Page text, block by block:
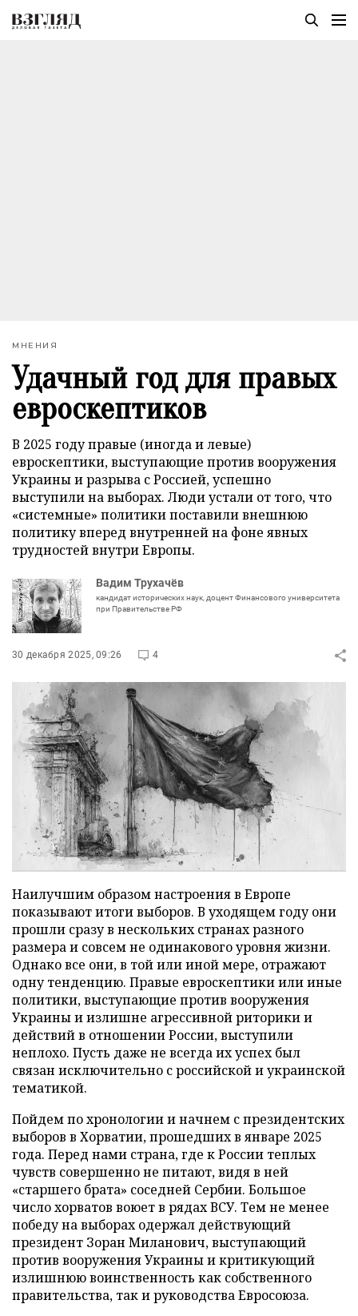
МНЕНИЯ
Удачный год для правых
евроскептиков
В 2025 году правые (иногда и левые)
евроскептики, выступающие против вооружения
Украины и разрыва с Россией, успешно
выступили на выборах. Люди устали от того, что
«системные» политики поставили внешнюю
политику вперед внутренней на фоне явных
трудностей внутри Европы.
Вадим Трухачёв
кандидат исторических наук, доцент Финансового университета
при Правительстве РФ
30 декабря 2025, 09:26 4
Наилучшим образом настроения в Европе
показывают итоги выборов. В уходящем году они
прошли сразу в нескольких странах разного
размера и совсем не одинакового уровня жизни.
Однако все они, в той или иной мере, отражают
одну тенденцию. Правые евроскептики или иные
политики, выступающие против вооружения
Украины и излишне агрессивной риторики и
действий в отношении России, выступили
неплохо. Пусть даже не всегда их успех был
связан исключительно с российской и украинской
тематикой.
Пойдем по хронологии и начнем с президентских
выборов в Хорватии, прошедших в январе 2025
года. Перед нами страна, где к России теплых
чувств совершенно не питают, видя в ней
«старшего брата» соседней Сербии. Большое
число хорватов воюет в рядах ВСУ. Тем не менее
победу на выборах одержал действующий
президент Зоран Миланович, выступающий
против вооружения Украины и критикующий
излишнюю воинственность как собственного
правительства, так и руководства Евросоюза.